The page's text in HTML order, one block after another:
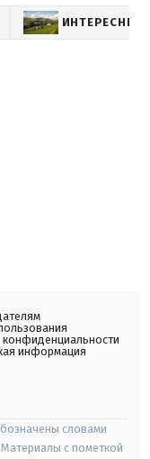
ИНТЕРЕСНЫЕ
конфиденциальности
информация
словами
с пометкой